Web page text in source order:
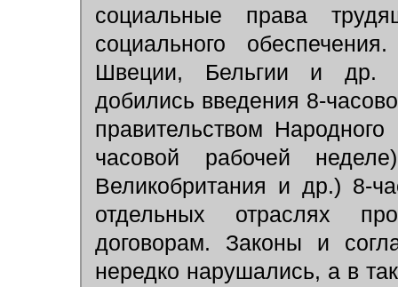
социальные права
социального
Швеции, Бельгии и др.
добились введения 8-
правительством
часовой рабочей
Великобритания и др.) 8-
отдельных отраслях
договорам. Законы и
нередко нарушались, а в